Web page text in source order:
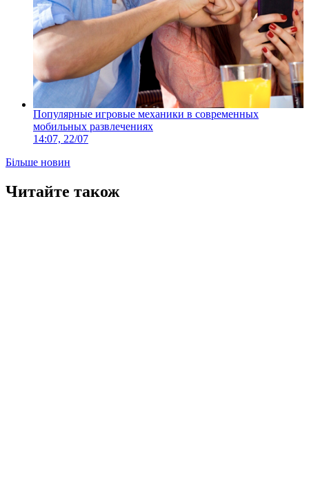
Популярные игровые механики в современных
мобильных развлечениях
14:07, 22/07
Більше новин
Читайте також